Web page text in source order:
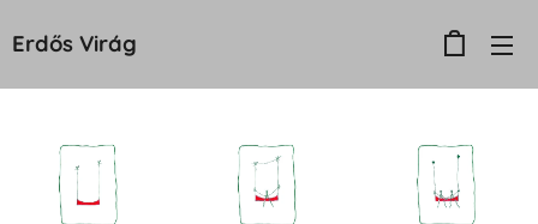
Erdős Virág